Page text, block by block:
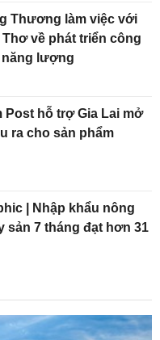
Thương làm việc với
Thơ về phát triển công
năng lượng
Post hỗ trợ Gia Lai mở
ra cho sản phẩm
| Nhập khẩu nông
sản 7 tháng đạt hơn 31